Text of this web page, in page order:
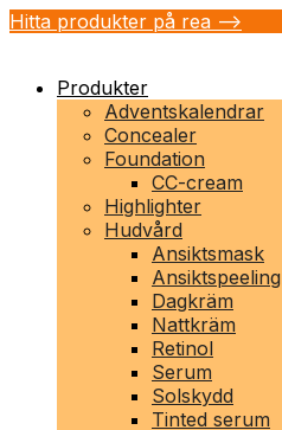
Hitta produkter på rea -->
Produkter
Adventskalendrar
Concealer
Foundation
CC-cream
Highlighter
Hudvård
Ansiktsmask
Ansiktspeeling
Dagkräm
Nattkräm
Retinol
Serum
Solskydd
Tinted serum